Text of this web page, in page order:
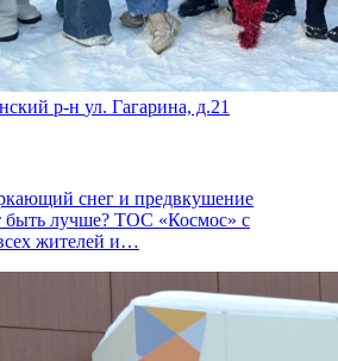
р-н ул. Гагарина, д.21
снег и предвкушение
быть лучше? ТОС «Космос» с
жителей и…